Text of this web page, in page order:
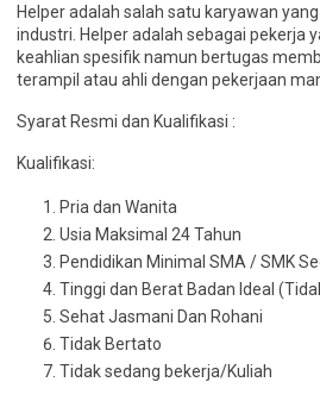
Helper adalah salah satu karyawan
industri. Helper adalah sebagai pekerja
keahlian spesifik namun bertugas
terampil atau ahli dengan pekerjaan
Syarat Resmi dan Kualifikasi :
Kualifikasi:
Pria dan Wanita
Usia Maksimal 24 Tahun
Pendidikan Minimal SMA / SMK
Tinggi dan Berat Badan Ideal
Sehat Jasmani Dan Rohani
Tidak Bertato
Tidak sedang bekerja/Kuliah